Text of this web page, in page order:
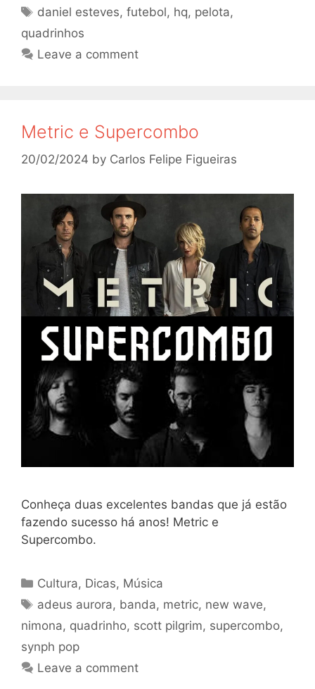
Tags
daniel esteves,futebol, hq, pelota,
quadrinhos
Leave a comment
Metric e Supercombo
20/02/2024 by Carlos Felipe Figueiras
Conheça duas excelentes bandas que já estão
fazendo sucesso há anos! Metric e
Supercombo.
Categories
Cultura, Dicas, Música
Tags
adeus aurora, banda, metric, new wave,
nimona, quadrinho, scott pilgrim, supercombo,
synph pop
Leave a comment